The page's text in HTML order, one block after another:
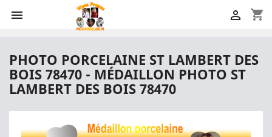
 shopping_cart

PHOTO PORCELAINE ST LAMBERT DES
BOIS 78470 - MÉDAILLON PHOTO ST
LAMBERT DES BOIS 78470